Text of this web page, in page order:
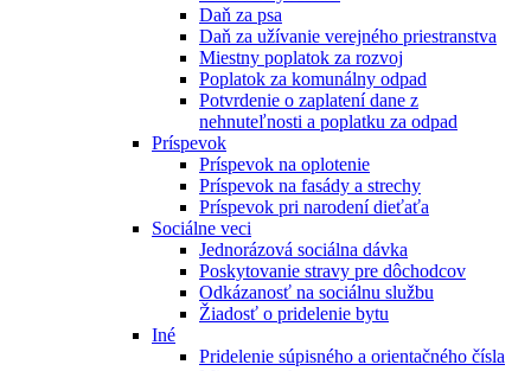
Daň za psa
Daň za užívanie verejného priestranstva
Miestny poplatok za rozvoj
Poplatok za komunálny odpad
Potvrdenie o zaplatení dane z
nehnuteľnosti a poplatku za odpad
Príspevok
Príspevok na oplotenie
Príspevok na fasády a strechy
Príspevok pri narodení dieťaťa
Sociálne veci
Jednorázová sociálna dávka
Poskytovanie stravy pre dôchodcov
Odkázanosť na sociálnu službu
Žiadosť o pridelenie bytu
Iné
Pridelenie súpisného a orientačného čísla